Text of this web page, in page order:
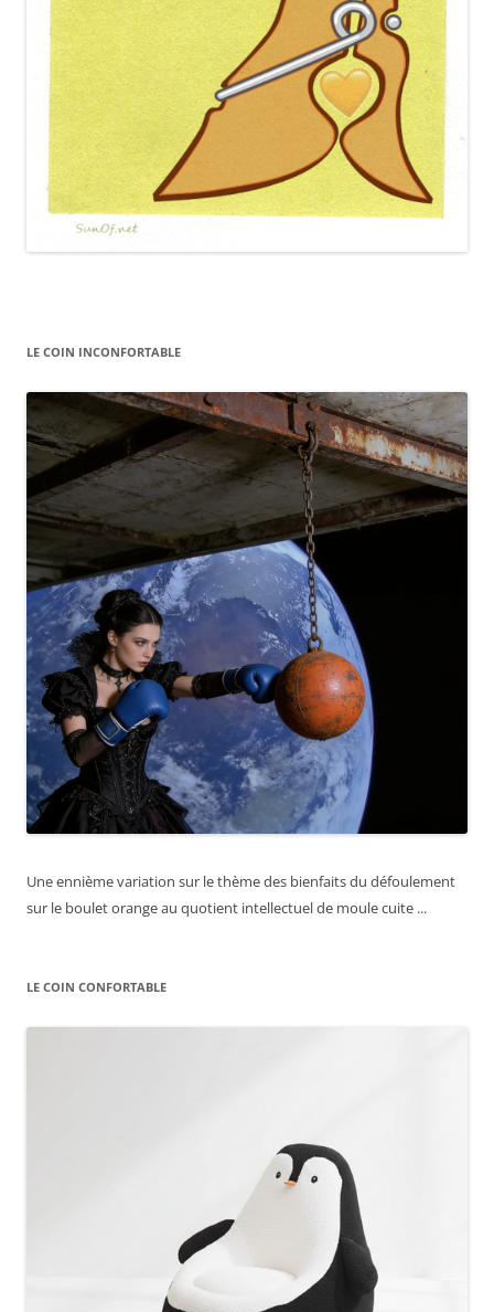
LE COIN INCONFORTABLE
Une ennième variation sur le thème des bienfaits du défoulement
sur le boulet orange au quotient intellectuel de moule cuite ...
LE COIN CONFORTABLE